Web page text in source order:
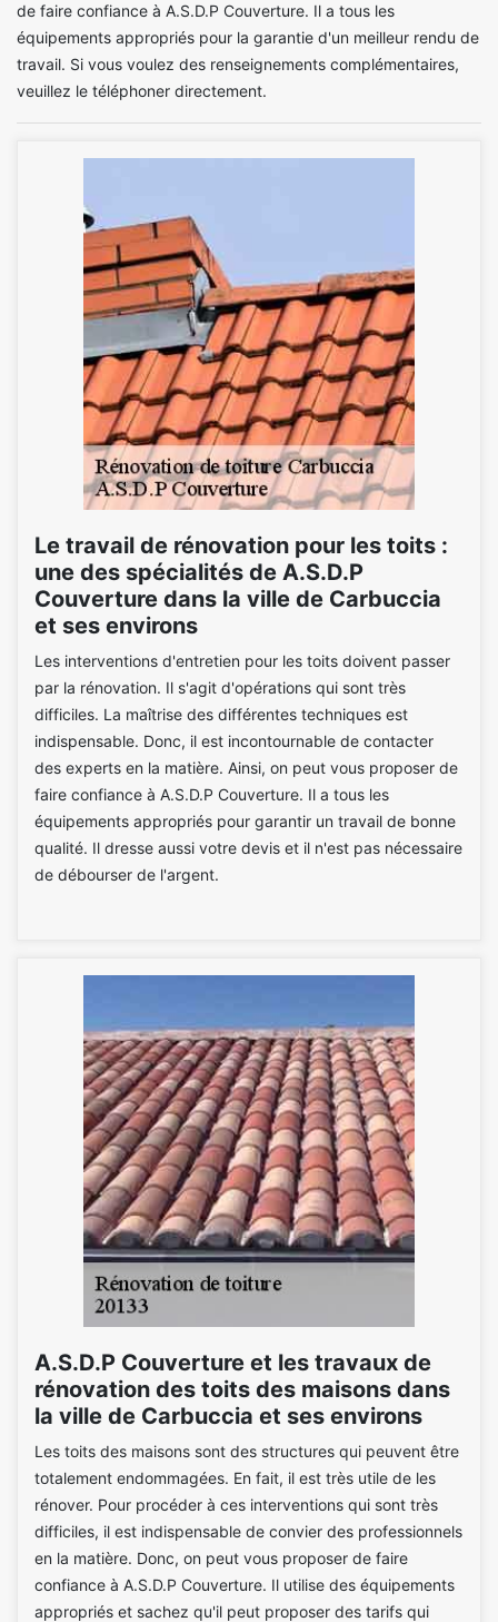
de faire confiance à A.S.D.P Couverture. Il a tous les
équipements appropriés pour la garantie d'un meilleur rendu de
travail. Si vous voulez des renseignements complémentaires,
veuillez le téléphoner directement.
Le travail de rénovation pour les toits :
une des spécialités de A.S.D.P
Couverture dans la ville de Carbuccia
et ses environs
Les interventions d'entretien pour les toits doivent passer
par la rénovation. Il s'agit d'opérations qui sont très
difficiles. La maîtrise des différentes techniques est
indispensable. Donc, il est incontournable de contacter
des experts en la matière. Ainsi, on peut vous proposer de
faire confiance à A.S.D.P Couverture. Il a tous les
équipements appropriés pour garantir un travail de bonne
qualité. Il dresse aussi votre devis et il n'est pas nécessaire
de débourser de l'argent.
A.S.D.P Couverture et les travaux de
rénovation des toits des maisons dans
la ville de Carbuccia et ses environs
Les toits des maisons sont des structures qui peuvent être
totalement endommagées. En fait, il est très utile de les
rénover. Pour procéder à ces interventions qui sont très
difficiles, il est indispensable de convier des professionnels
en la matière. Donc, on peut vous proposer de faire
confiance à A.S.D.P Couverture. Il utilise des équipements
appropriés et sachez qu'il peut proposer des tarifs qui